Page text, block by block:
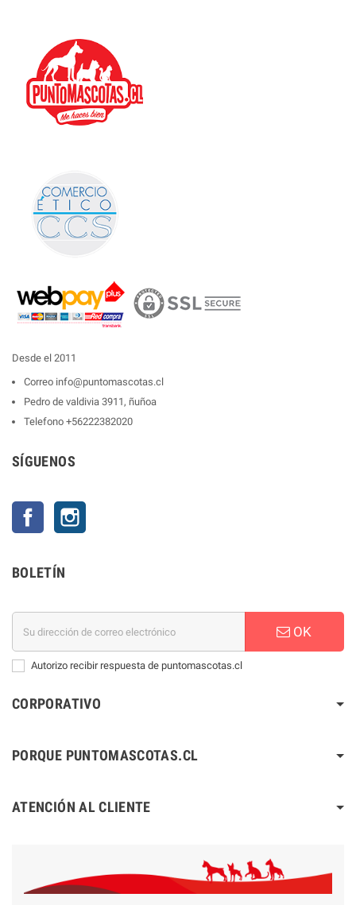
Desde el 2011
Correo info@puntomascotas.cl
Pedro de valdivia 3911, ñuñoa
Telefono +56222382020
SÍGUENOS
Facebook
BOLETÍN
OK
Autorizo recibir respuesta de puntomascotas.cl
CORPORATIVO
PORQUE PUNTOMASCOTAS.CL
ATENCIÓN AL CLIENTE